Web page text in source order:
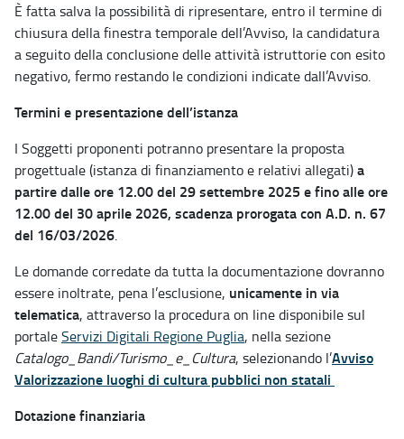
È fatta salva la possibilità di ripresentare, entro il termine di
chiusura della finestra temporale dell’Avviso, la candidatura
a seguito della conclusione delle attività istruttorie con esito
negativo, fermo restando le condizioni indicate dall’Avviso.
Termini e presentazione dell’istanza
I Soggetti proponenti potranno presentare la proposta
progettuale (istanza di finanziamento e relativi allegati)a
partire dalle ore 12.00 del 29 settembre 2025 e fino alle ore
12.00 del 30 aprile 2026, scadenza prorogata con A.D. n. 67
del 16/03/2026.
Le domande corredate da tutta la documentazione dovranno
essere inoltrate, pena l’esclusione, unicamente in via
telematica, attraverso la procedura on line disponibile sul
portaleServizi Digitali Regione Puglia, nella sezione
Catalogo_Bandi/Turismo_e_Cultura, selezionando l’Avviso
Valorizzazione luoghi di cultura pubblici non statali
Dotazione finanziaria